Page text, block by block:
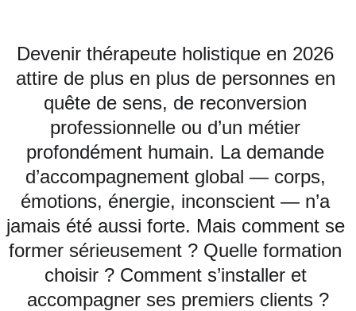
Devenir thérapeute holistique en 2026
attire de plus en plus de personnes en
quête de sens, de reconversion
professionnelle ou d’un métier
profondément humain. La demande
d’accompagnement global — corps,
émotions, énergie, inconscient — n’a
jamais été aussi forte. Mais comment se
former sérieusement ? Quelle formation
choisir ? Comment s’installer et
accompagner ses premiers clients ?